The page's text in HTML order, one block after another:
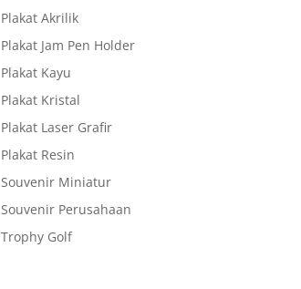
Plakat Akrilik
Plakat Jam Pen Holder
Plakat Kayu
Plakat Kristal
Plakat Laser Grafir
Plakat Resin
Souvenir Miniatur
Souvenir Perusahaan
Trophy Golf